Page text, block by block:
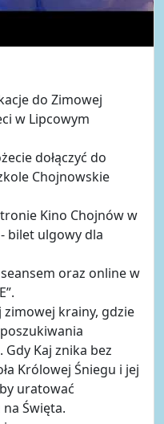
do Zimowej
w Lipcowym
dołączyć do
Chojnowskie
Kino Chojnów w
bilet ulgowy dla
oraz online w
zimowej krainy, gdzie
Kaj znika bez
Królowej Śniegu i jej
uratować
Święta.